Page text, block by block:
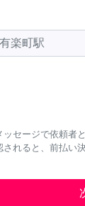
セージで依頼者
されると、前払い